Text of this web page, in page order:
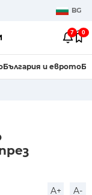
BG
7 0
България и еврото
A+ A-